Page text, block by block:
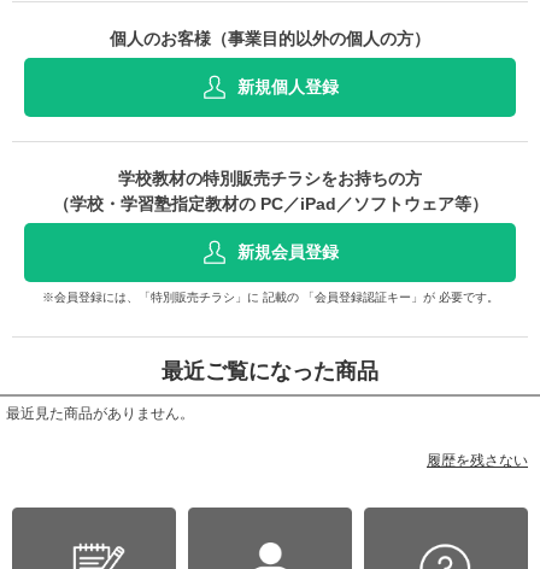
個人のお客様（事業目的以外の個人の方）
新規個人登録
学校教材の特別販売チラシをお持ちの方
（学校・学習塾指定教材の PC／iPad／ソフトウェア等）
新規会員登録
※会員登録には、「特別販売チラシ」に 記載の 「会員登録認証キー」が 必要です。
最近ご覧になった商品
最近見た商品がありません。
履歴を残さない